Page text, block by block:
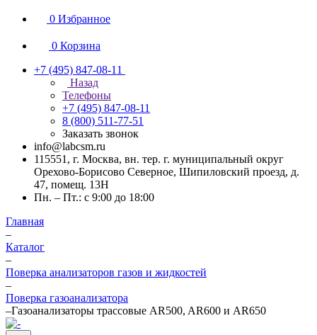
0 Избранное
0 Корзина
+7 (495) 847-08-11
Назад
Телефоны
+7 (495) 847-08-11
8 (800) 511-77-51
Заказать звонок
info@labcsm.ru
115551, г. Москва, вн. тер. г. муниципальный округ
Орехово-Борисово Северное, Шипиловский проезд, д.
47, помещ. 13Н
Пн. – Пт.: с 9:00 до 18:00
Главная
–
Каталог
–
Поверка анализаторов газов и жидкостей
–
Поверка газоанализатора
–Газоанализаторы трассовые AR500, AR600 и AR650